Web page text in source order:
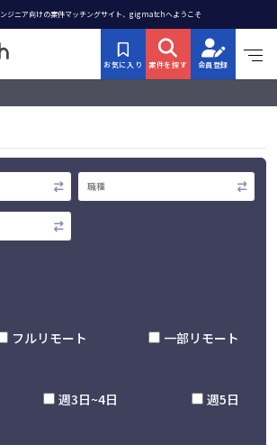
ジニア向けの案件マッチングサイト、gigmatchへようこそ
お気に入り 案件を探す 会員登録
フルリモート
一部リモート
週3日~4日
週5日